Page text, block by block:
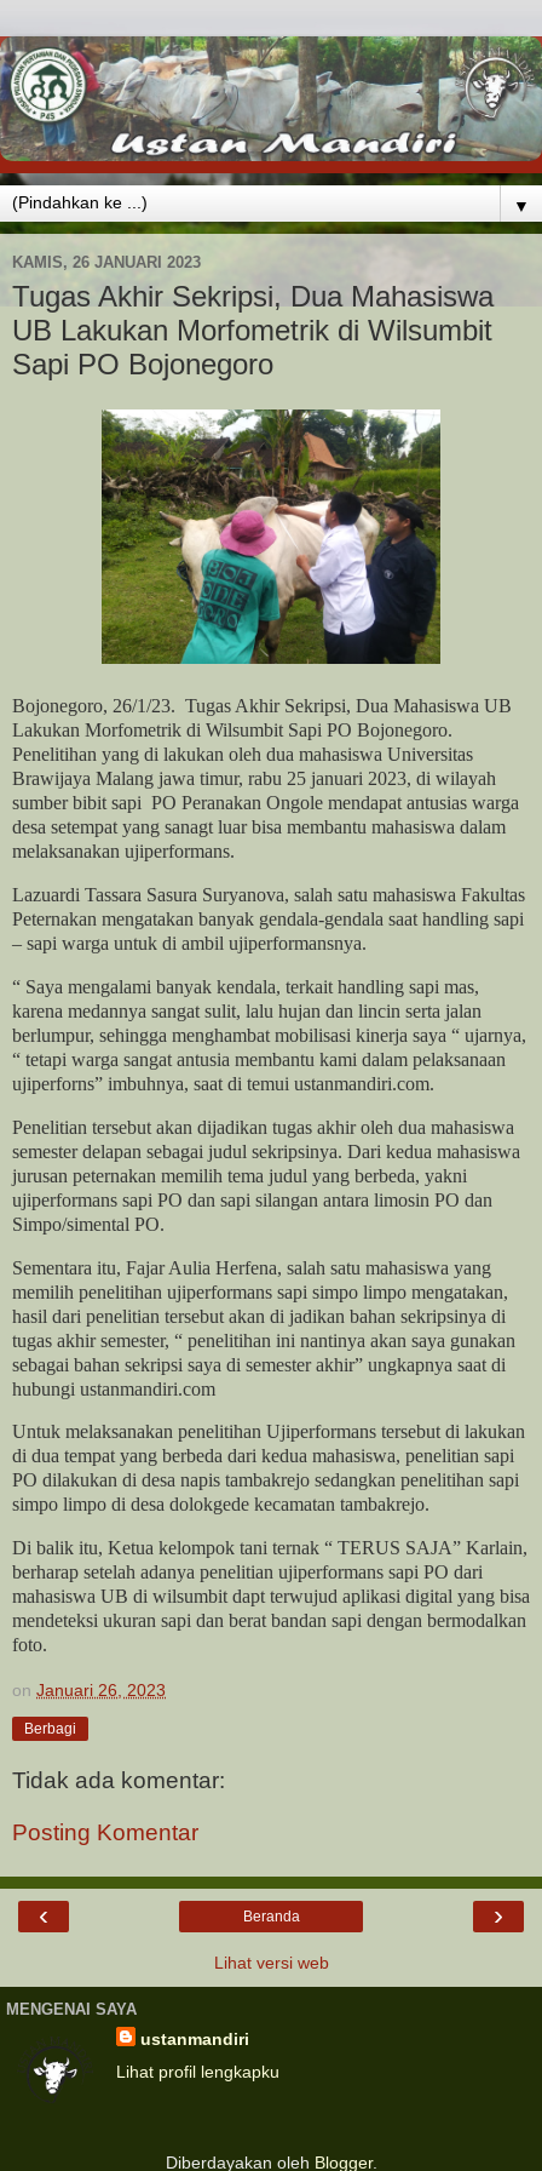
▼
KAMIS, 26 JANUARI 2023
Tugas Akhir Sekripsi, Dua Mahasiswa
UB Lakukan Morfometrik di Wilsumbit
Sapi PO Bojonegoro
Bojonegoro, 26/1/23. Tugas Akhir Sekripsi, Dua Mahasiswa UB
Lakukan Morfometrik di Wilsumbit Sapi PO Bojonegoro.
Penelitihan yang di lakukan oleh dua mahasiswa Universitas
Brawijaya Malang jawa timur, rabu 25 januari 2023, di wilayah
sumber bibit sapi PO Peranakan Ongole mendapat antusias warga
desa setempat yang sanagt luar bisa membantu mahasiswa dalam
melaksanakan ujiperformans.
Lazuardi Tassara Sasura Suryanova, salah satu mahasiswa Fakultas
Peternakan mengatakan banyak gendala-gendala saat handling sapi
– sapi warga untuk di ambil ujiperformansnya.
“ Saya mengalami banyak kendala, terkait handling sapi mas,
karena medannya sangat sulit, lalu hujan dan lincin serta jalan
berlumpur, sehingga menghambat mobilisasi kinerja saya “ ujarnya,
“ tetapi warga sangat antusia membantu kami dalam pelaksanaan
ujiperforns” imbuhnya, saat di temui ustanmandiri.com.
Penelitian tersebut akan dijadikan tugas akhir oleh dua mahasiswa
semester delapan sebagai judul sekripsinya. Dari kedua mahasiswa
jurusan peternakan memilih tema judul yang berbeda, yakni
ujiperformans sapi PO dan sapi silangan antara limosin PO dan
Simpo/simental PO.
Sementara itu, Fajar Aulia Herfena, salah satu mahasiswa yang
memilih penelitihan ujiperformans sapi simpo limpo mengatakan,
hasil dari penelitian tersebut akan di jadikan bahan sekripsinya di
tugas akhir semester, “ penelitihan ini nantinya akan saya gunakan
sebagai bahan sekripsi saya di semester akhir” ungkapnya saat di
hubungi ustanmandiri.com
Untuk melaksanakan penelitihan Ujiperformans tersebut di lakukan
di dua tempat yang berbeda dari kedua mahasiswa, penelitian sapi
PO dilakukan di desa napis tambakrejo sedangkan penelitihan sapi
simpo limpo di desa dolokgede kecamatan tambakrejo.
Di balik itu, Ketua kelompok tani ternak “ TERUS SAJA” Karlain,
berharap setelah adanya penelitian ujiperformans sapi PO dari
mahasiswa UB di wilsumbit dapt terwujud aplikasi digital yang bisa
mendeteksi ukuran sapi dan berat bandan sapi dengan bermodalkan
foto.
on Januari 26, 2023
Berbagi
Tidak ada komentar:
Posting Komentar
‹ ›
Beranda
Lihat versi web
MENGENAI SAYA
ustanmandiri
Lihat profil lengkapku
Diberdayakan oleh Blogger.